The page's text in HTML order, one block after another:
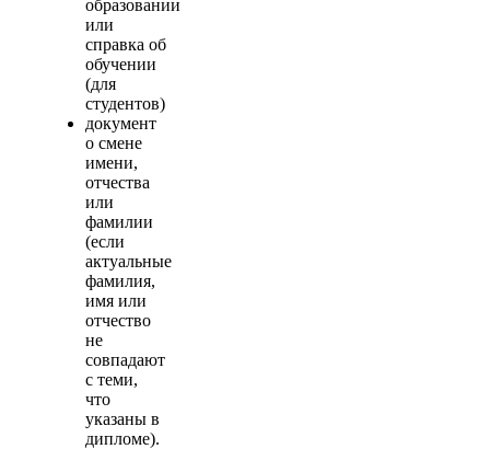
образовании
или
справка об
обучении
(для
студентов)
документ
о смене
имени,
отчества
или
фамилии
(если
актуальные
фамилия,
имя или
отчество
не
совпадают
с теми,
что
указаны в
дипломе).